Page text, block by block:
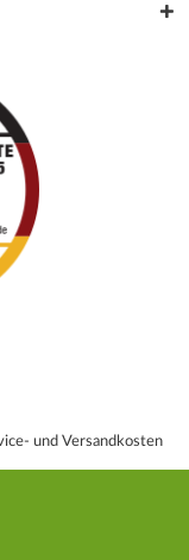
und Versandkosten